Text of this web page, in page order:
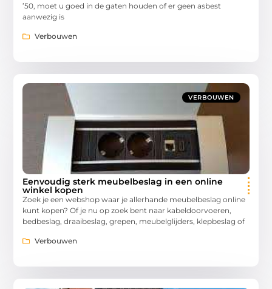
’50, moet u goed in de gaten houden of er geen asbest
aanwezig is
Verbouwen
VERBOUWEN
Eenvoudig sterk meubelbeslag in een online
winkel kopen
Zoek je een webshop waar je allerhande meubelbeslag online
kunt kopen? Of je nu op zoek bent naar kabeldoorvoeren,
bedbeslag, draaibeslag, grepen, meubelglijders, klepbeslag of
Verbouwen